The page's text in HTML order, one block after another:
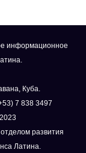
информационное
Куба.
7 838 3497
развития
Латина.